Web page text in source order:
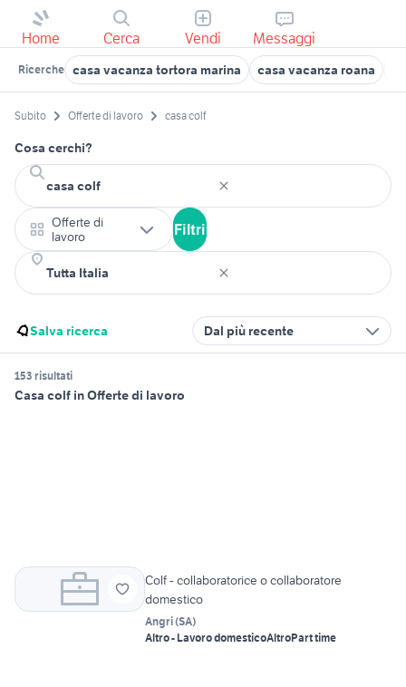
Home Cerca Vendi Messaggi
Ricerche casa vacanza tortora marina casa vacanza roana
Subito Offerte di lavoro casa colf
Cosa cerchi?
Offerte di
lavoro
Filtri
Salva ricerca Dal più recente
153 risultati
Casa colf in Offerte di lavoro
Colf - collaboratorice o collaboratore
domestico
Angri(SA)
Altro - Lavoro domesticoAltroPart time